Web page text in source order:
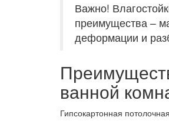
Важно!
преимущества –
деформации и
ванной
Гипсокартонная